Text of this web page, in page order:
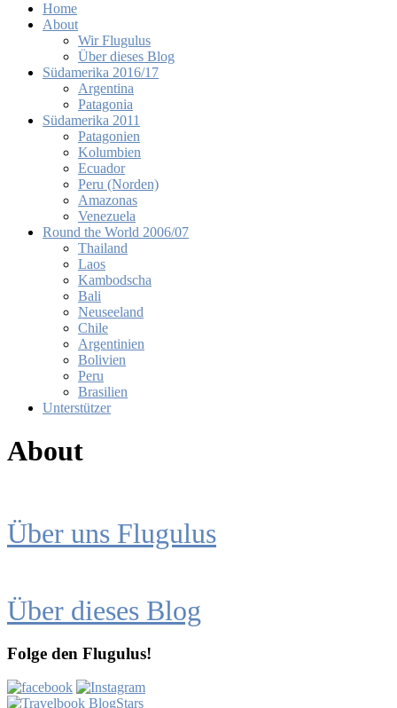
Home
About
Wir Flugulus
Über dieses Blog
Südamerika 2016/17
Argentina
Patagonia
Südamerika 2011
Patagonien
Kolumbien
Ecuador
Peru (Norden)
Amazonas
Venezuela
Round the World 2006/07
Thailand
Laos
Kambodscha
Bali
Neuseeland
Chile
Argentinien
Bolivien
Peru
Brasilien
Unterstützer
About
Über uns Flug­u­lus
Über die­ses Blog
Folge den Flugulus!